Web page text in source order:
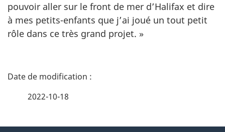
pouvoir aller sur le front de mer d’Halifax et dire
à mes petits-enfants que j’ai joué un tout petit
rôle dans ce très grand projet. »
D
2022-10-18